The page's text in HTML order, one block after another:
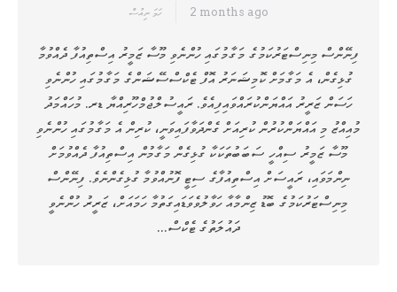
ހަމަ ނިއުސް 2 months ago
ފިނޭންސް މިނިސްޓަރުކަމުގެ މަގާމުގައި ހުންނެވި މޫސާ ޒަމީރު އިސްތިއުފާ ދެއްވުމާ
ގުޅިގެން، އެ މަގާމަށް ކޮމިޝަނަރު އޮފް ޓެކްސްސޭޝަންގެ މަގާމުގައި ހުންނެވި
ހަސަން ޒަރީރު އައްޔަންކުރައްވައިފިއެވެ. ރައީސުލްޖުމްހޫރިއްޔާ ޑރ. މުހައްމަދު
މުއިއްޒު މި އައްޔަންކުރުން ކުރިއަށް ގެންދަވާފައިވަނީ، ކުރިން އެ މަގާމުގައި ހުންނެވި
މޫސާ ޒަމީރު ސިއްހީ ސަބަބުތަކަކާ ގުޅިގެން މަގާމުން އިސްތިއުފާ ދެއްވުމަށް
ނިންމަވައި، ރައީސަށް އިސްތިއުފާގެ ސިޓީ ފޮނުއްވުމާ ގުޅިގެންނެވެ. ފިނޭންސް
މިނިސްޓަރުކަމުގެ ބޮޑު ޒިންމާއާ ހަވާލުވެވަޑައިގަތުމާ ހަމައަށް، ޒަރީރު ހުންނެވީ
ދައުލަތުގެ ޓެކްސް…